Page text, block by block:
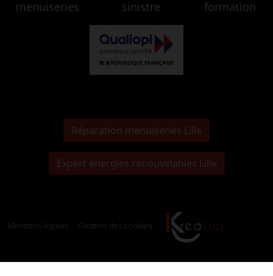
menuiseries
sinistre
formation
Réparation menuiseries Lille
Expert énergies renouvelables Lille
Mentions légales Gestion des cookies